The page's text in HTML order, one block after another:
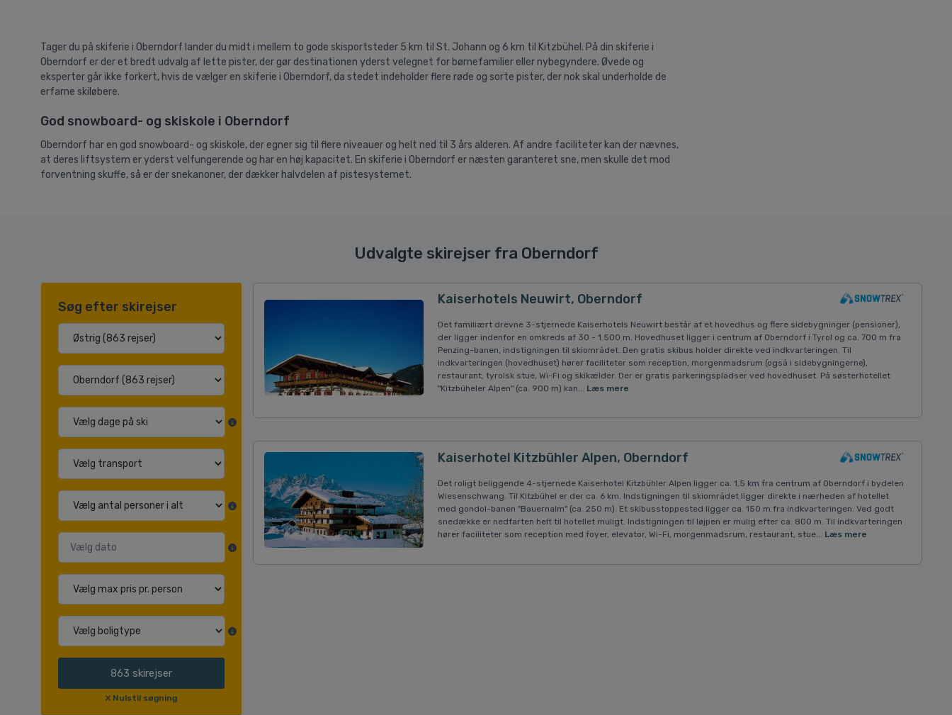
Tager du på skiferie i Oberndorf lander du midt i mellem to gode skisportsteder 5 km til St. Johann og 6 km til Kitzbühel. På din skiferie i
Oberndorf er der et bredt udvalg af lette pister, der gør destinationen yderst velegnet for børnefamilier eller nybegyndere. Øvede og
eksperter går ikke forkert, hvis de vælger en skiferie i Oberndorf, da stedet indeholder flere røde og sorte pister, der nok skal underholde de
erfarne skiløbere.
God snowboard- og skiskole i Oberndorf
Oberndorf har en god snowboard- og skiskole, der egner sig til flere niveauer og helt ned til 3 års alderen. Af andre faciliteter kan der nævnes,
at deres liftsystem er yderst velfungerende og har en høj kapacitet. En skiferie i Oberndorf er næsten garanteret sne, men skulle det mod
forventning skuffe, så er der snekanoner, der dækker halvdelen af pistesystemet.
Udvalgte skirejser fra Oberndorf
Søg efter skirejser
863 skirejser
Nulstil søgning
Kaiserhotels Neuwirt, Oberndorf
Det familiært drevne 3-stjernede Kaiserhotels Neuwirt består af et hovedhus og flere sidebygninger (pensioner),
der ligger indenfor en omkreds af 30 - 1.500 m. Hovedhuset ligger i centrum af Oberndorf i Tyrol og ca. 700 m fra
Penzing-banen, indstigningen til skiområdet. Den gratis skibus holder direkte ved indkvarteringen. Til
indkvarteringen (hovedhuset) hører faciliteter som reception, morgenmadsrum (også i sidebygningerne),
restaurant, tyrolsk stue, Wi-Fi og skikælder. Der er gratis parkeringspladser ved hovedhuset. På søsterhotellet
"Kitzbüheler Alpen" (ca. 900 m) kan... Læs mere
Kaiserhotel Kitzbühler Alpen, Oberndorf
Det roligt beliggende 4-stjernede Kaiserhotel Kitzbühler Alpen ligger ca. 1,5 km fra centrum af Oberndorf i bydelen
Wiesenschwang. Til Kitzbühel er der ca. 6 km. Indstigningen til skiområdet ligger direkte i nærheden af hotellet
med gondol-banen "Bauernalm" (ca. 250 m). Et skibusstoppested ligger ca. 150 m fra indkvarteringen. Ved godt
snedække er nedfarten helt til hotellet muligt. Indstigningen til løjpen er mulig efter ca. 800 m. Til indkvarteringen
hører faciliteter som reception med foyer, elevator, Wi-Fi, morgenmadsrum, restaurant, stue... Læs mere